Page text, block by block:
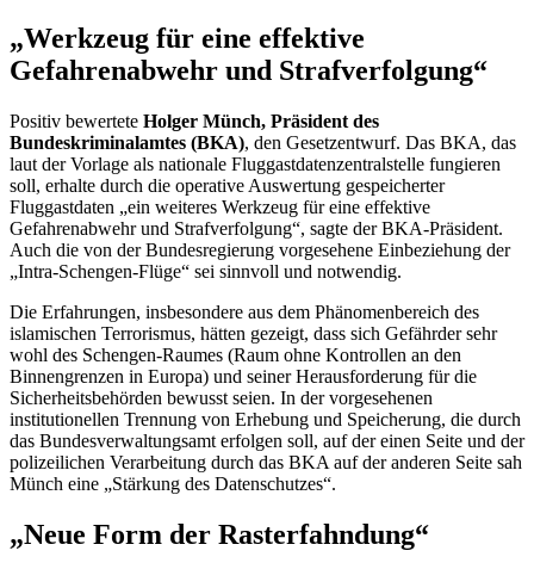
„Werkzeug für eine effektive
Gefahrenabwehr und Strafverfolgung“
Positiv bewertete Holger Münch, Präsident des
Bundeskriminalamtes (BKA), den Gesetzentwurf. Das BKA, das
laut der Vorlage als nationale Fluggastdatenzentralstelle fungieren
soll, erhalte durch die operative Auswertung gespeicherter
Fluggastdaten „ein weiteres Werkzeug für eine effektive
Gefahrenabwehr und Strafverfolgung“, sagte der BKA-Präsident.
Auch die von der Bundesregierung vorgesehene Einbeziehung der
„Intra-Schengen-Flüge“ sei sinnvoll und notwendig.
Die Erfahrungen, insbesondere aus dem Phänomenbereich des
islamischen Terrorismus, hätten gezeigt, dass sich Gefährder sehr
wohl des Schengen-Raumes (Raum ohne Kontrollen an den
Binnengrenzen in Europa) und seiner Herausforderung für die
Sicherheitsbehörden bewusst seien. In der vorgesehenen
institutionellen Trennung von Erhebung und Speicherung, die durch
das Bundesverwaltungsamt erfolgen soll, auf der einen Seite und der
polizeilichen Verarbeitung durch das BKA auf der anderen Seite sah
Münch eine „Stärkung des Datenschutzes“.
„Neue Form der Rasterfahndung“